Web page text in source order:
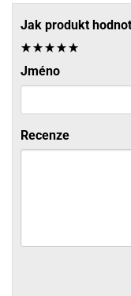
Jak produkt
Jméno
Recenze